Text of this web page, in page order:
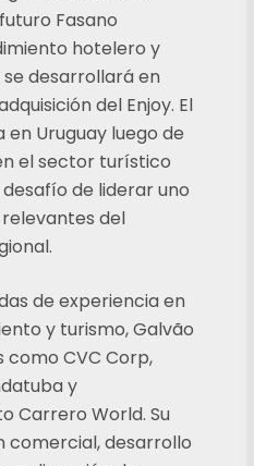
Fasano
hotelero y
desarrollará en
del Enjoy. El
Uruguay luego de
el sector turístico
de liderar uno
del
de experiencia en
y turismo, Galvão
CVC Corp,
y
Carrero World. Su
comercial, desarrollo